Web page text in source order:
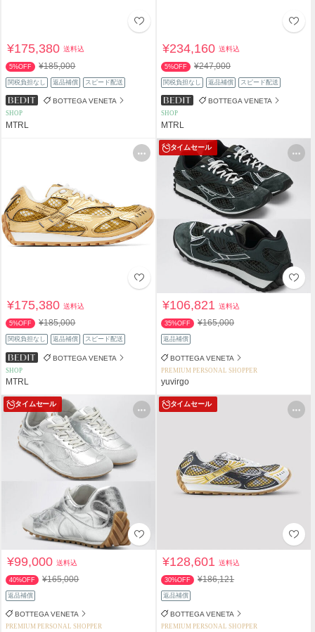
¥175,380送料込
5%OFF ¥185,000
関税負担なし 返品補償 スピード配送
BOTTEGA VENETA
SHOP
MTRL
¥234,160送料込
5%OFF ¥247,000
関税負担なし 返品補償 スピード配送
BOTTEGA VENETA
SHOP
MTRL
¥175,380送料込
5%OFF ¥185,000
関税負担なし 返品補償 スピード配送
BOTTEGA VENETA
SHOP
MTRL
タイムセール
¥106,821送料込
35%OFF ¥165,000
返品補償
BOTTEGA VENETA
PREMIUM PERSONAL SHOPPER
yuvirgo
タイムセール
¥99,000送料込
40%OFF ¥165,000
返品補償
BOTTEGA VENETA
PREMIUM PERSONAL SHOPPER
タイムセール
¥128,601送料込
30%OFF ¥186,121
返品補償
BOTTEGA VENETA
PREMIUM PERSONAL SHOPPER